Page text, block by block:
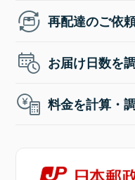
再配達のご依
お届け日数を
料金を計算・